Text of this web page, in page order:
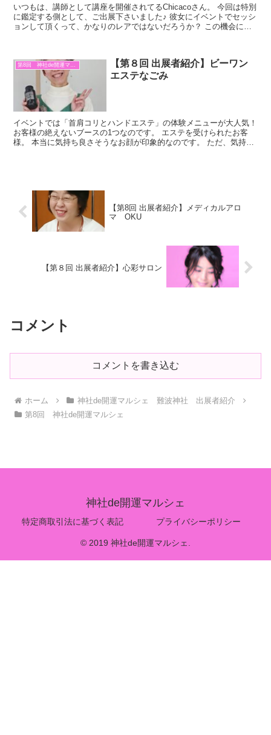
いつもは、講師として講座を開催されてるChicacoさん。 今回は特別
に鑑定する側として、ご出展下さいました♪ 彼女にイベントでセッシ
ョンして頂くって、かなりのレアではないだろうか？ この機会にぜ
第8回 神社de開運マルシェ
【第８回 出展者紹介】ビーワン
エステなごみ
イベントでは「首肩コリとハンドエステ」の体験メニューが大人気！
お客様の絶えないブースの1つなのです。 エステを受けられたお客
様。 本当に気持ち良さそうなお顔が印象的なのです。 ただ、気持ち
【第8回 出展者紹介】メディカルアロ
マ OKU
【第８回 出展者紹介】心彩サロン
コメント
コメントを書き込む
ホーム
神社de開運マルシェ 難波神社 出展者紹介
第8回 神社de開運マルシェ
神社de開運マルシェ
特定商取引法に基づく表記 プライバシーポリシー
© 2019 神社de開運マルシェ.